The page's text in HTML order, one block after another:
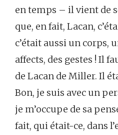
en temps – il vient de
que, en fait, Lacan,
c’était aussi un corps,
affects, des gestes ! Il
de Lacan de Miller. Il
Bon, je suis avec un
je m’occupe de sa
fait, qui était-ce, dans